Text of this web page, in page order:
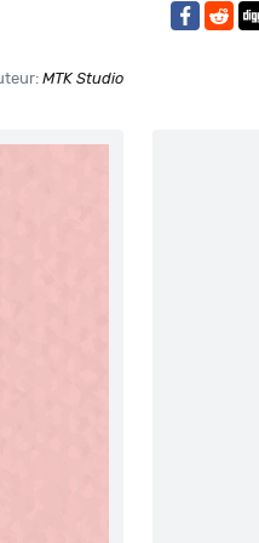
MTK Studio